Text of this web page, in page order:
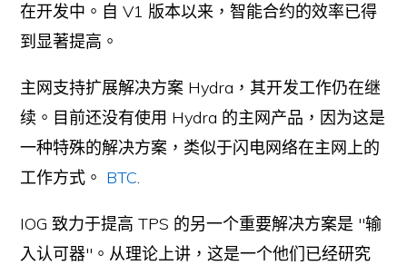
在开发中。自 V1 版本以来，智能合约的效率已得
到显著提高。
主网支持扩展解决方案 Hydra，其开发工作仍在继
续。目前还没有使用 Hydra 的主网产品，因为这是
一种特殊的解决方案，类似于闪电网络在主网上的
工作方式。 BTC.
IOG 致力于提高 TPS 的另一个重要解决方案是 "输
入认可器"。从理论上讲，这是一个他们已经研究